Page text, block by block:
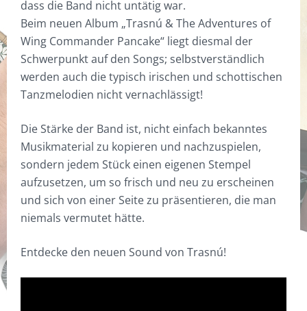
ZUBEHÖR
WORKSHOPS
STANDARD
EBENHOLZ
COCOBOLO
HOT RODS
BESEN/BORSTEN
VERY SPECIAL
TASCHEN
ZUBEHÖR
DIGITAL WORKSHOPS
DVD
KUNSTDRUCKE
T-SHIRTS & POLO-SHIRTS
GUTSCHEINE
CD/DVD
DISKOGRAFIE
SOUNDBEISPIELE
VIDEOS
KONTAKT
SONSTIGES
BODHRÁN WITZE
WARENKORB
DIGITAL WORKSHOPS
dass die Band nicht untätig war.
Beim neuen Album „Trasnú & The Adventures of
Wing Commander Pancake“ liegt diesmal der
Schwerpunkt auf den Songs; selbstverständlich
werden auch die typisch irischen und schottischen
Tanzmelodien nicht vernachlässigt!
Die Stärke der Band ist, nicht einfach bekanntes
Musikmaterial zu kopieren und nachzuspielen,
sondern jedem Stück einen eigenen Stempel
aufzusetzen, um so frisch und neu zu erscheinen
und sich von einer Seite zu präsentieren, die man
niemals vermutet hätte.
Entdecke den neuen Sound von Trasnú!